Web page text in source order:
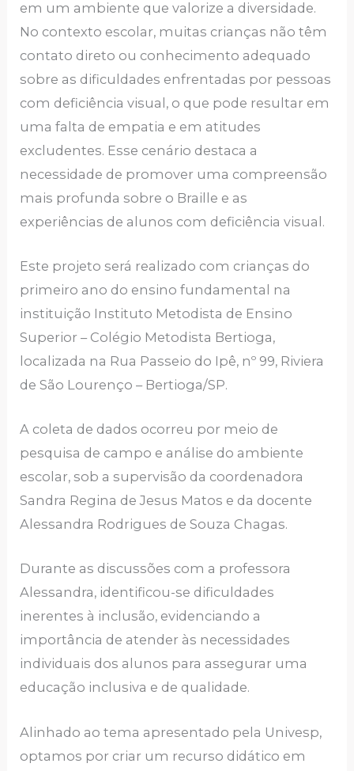
em um ambiente que valorize a diversidade.
No contexto escolar, muitas crianças não têm
contato direto ou conhecimento adequado
sobre as dificuldades enfrentadas por pessoas
com deficiência visual, o que pode resultar em
uma falta de empatia e em atitudes
excludentes. Esse cenário destaca a
necessidade de promover uma compreensão
mais profunda sobre o Braille e as
experiências de alunos com deficiência visual.
Este projeto será realizado com crianças do
primeiro ano do ensino fundamental na
instituição Instituto Metodista de Ensino
Superior – Colégio Metodista Bertioga,
localizada na Rua Passeio do Ipê, nº 99, Riviera
de São Lourenço – Bertioga/SP.
A coleta de dados ocorreu por meio de
pesquisa de campo e análise do ambiente
escolar, sob a supervisão da coordenadora
Sandra Regina de Jesus Matos e da docente
Alessandra Rodrigues de Souza Chagas.
Durante as discussões com a professora
Alessandra, identificou-se dificuldades
inerentes à inclusão, evidenciando a
importância de atender às necessidades
individuais dos alunos para assegurar uma
educação inclusiva e de qualidade.
Alinhado ao tema apresentado pela Univesp,
optamos por criar um recurso didático em